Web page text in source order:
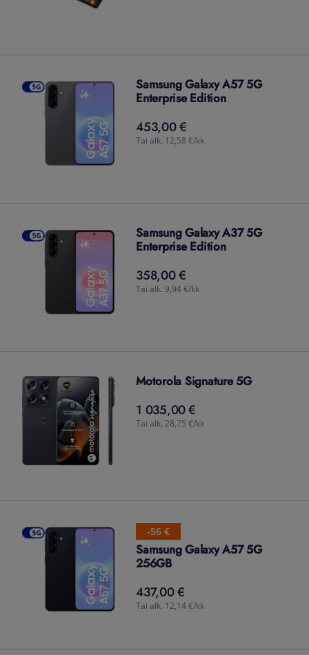
Samsung Galaxy A57 5G
Enterprise Edition
453,00 €
453,00€
Tai alk. 12,58 €/kk
Samsung Galaxy A37 5G
Enterprise Edition
358,00 €
358,00€
Tai alk. 9,94 €/kk
Motorola Signature 5G
1 035,00 €
1 035,00€
Tai alk. 28,75 €/kk
-56 €
Samsung Galaxy A57 5G
256GB
437,00 €
437,00€
Tai alk. 12,14 €/kk